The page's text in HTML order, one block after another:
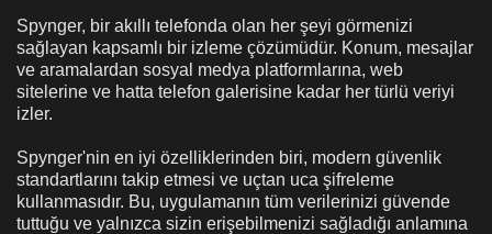
Spynger, bir akıllı telefonda olan her şeyi görmenizi
sağlayan kapsamlı bir izleme çözümüdür. Konum, mesajlar
ve aramalardan sosyal medya platformlarına, web
sitelerine ve hatta telefon galerisine kadar her türlü veriyi
izler.
Spynger'nin en iyi özelliklerinden biri, modern güvenlik
standartlarını takip etmesi ve uçtan uca şifreleme
kullanmasıdır. Bu, uygulamanın tüm verilerinizi güvende
tuttuğu ve yalnızca sizin erişebilmenizi sağladığı anlamına